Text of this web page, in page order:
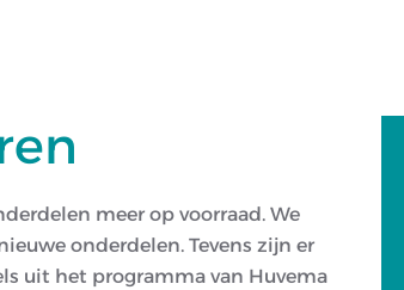
meer op voorraad. We
onderdelen. Tevens zijn er
uit het programma van Huvema